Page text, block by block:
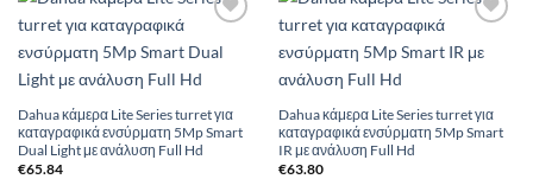
Wishlist
Dahua κάμερα Lite Series turret για
καταγραφικά ενσύρματη 5Mp Smart
Dual Light με ανάλυση Full Hd
€65.84
Wishlist
Dahua κάμερα Lite Series turret για
καταγραφικά ενσύρματη 5Mp Smart
IR με ανάλυση Full Hd
€63.80